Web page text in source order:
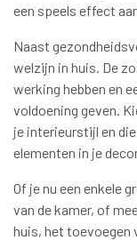
een speels effect
Naast
welzijn in huis. De
werking hebben en
voldoening geven.
je interieurstijl en
elementen in je
Of je nu een enkele
van de kamer, of
huis, het toevoegen